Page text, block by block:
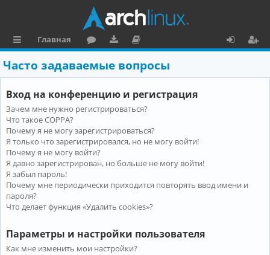
ы
л
к
и
Главная
ру
м
ру
зк
и
ку
м
е
н
та
ц
и
я
о
и
Часто задаваемые вопросы
Вход на конференцию и регистрация
Зачем мне нужно регистрироваться?
Что такое COPPA?
Почему я не могу зарегистрироваться?
Я только что зарегистрировался, но не могу войти!
Почему я не могу войти?
Я давно зарегистрирован, но больше не могу войти!
Я забыл пароль!
Почему мне периодически приходится повторять ввод имени и
пароля?
Что делает функция «Удалить cookies»?
Параметры и настройки пользователя
Как мне изменить мои настройки?